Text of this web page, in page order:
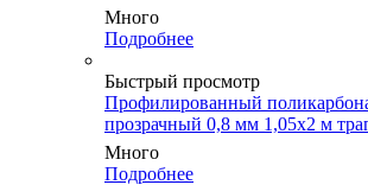
Много
Подробнее
Быстрый просмотр
Профилированный
прозрачный 0,8 мм 1,05х2 м
Много
Подробнее